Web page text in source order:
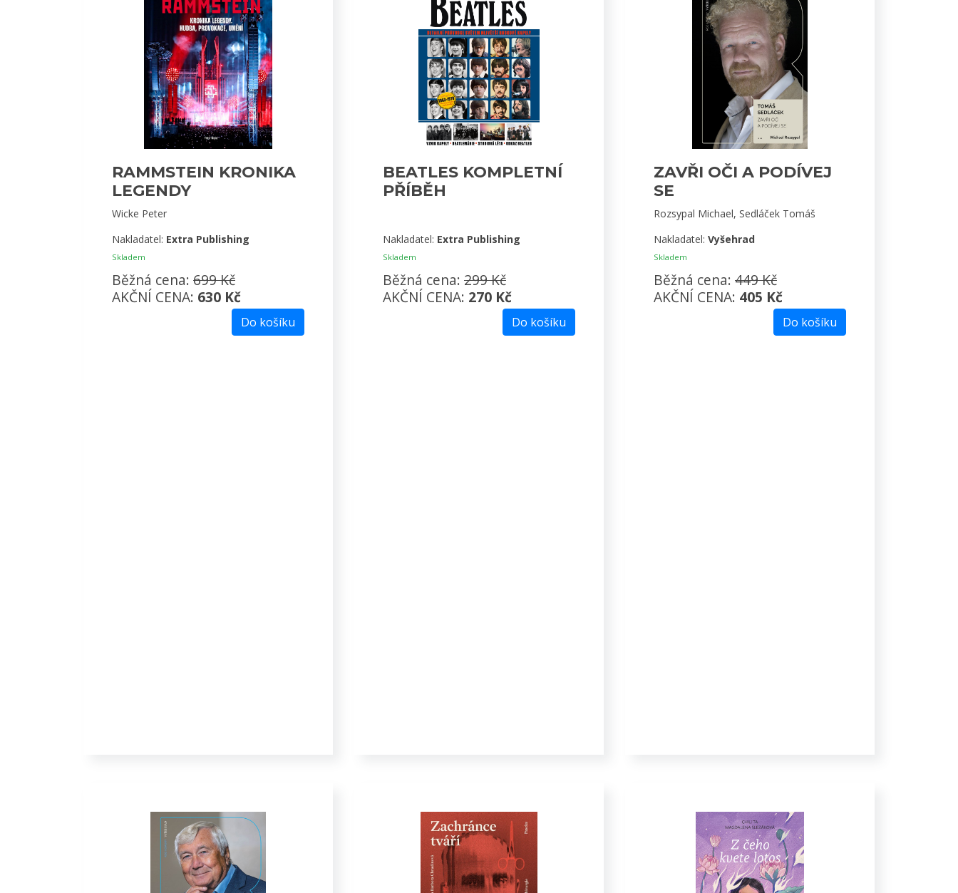
RAMMSTEIN KRONIKA
LEGENDY
Wicke Peter
Nakladatel: Extra Publishing
Skladem
Běžná cena: 699 Kč
AKČNÍ CENA: 630 Kč
Do košíku
BEATLES KOMPLETNÍ
PŘÍBĚH
Nakladatel: Extra Publishing
Skladem
Běžná cena: 299 Kč
AKČNÍ CENA: 270 Kč
Do košíku
ZAVŘI OČI A PODÍVEJ
SE
Rozsypal Michael, Sedláček Tomáš
Nakladatel: Vyšehrad
Skladem
Běžná cena: 449 Kč
AKČNÍ CENA: 405 Kč
Do košíku